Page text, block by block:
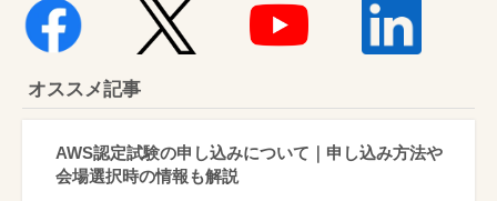
オススメ記事
AWS認定試験の申し込みについて｜申し込み方法や
会場選択時の情報も解説